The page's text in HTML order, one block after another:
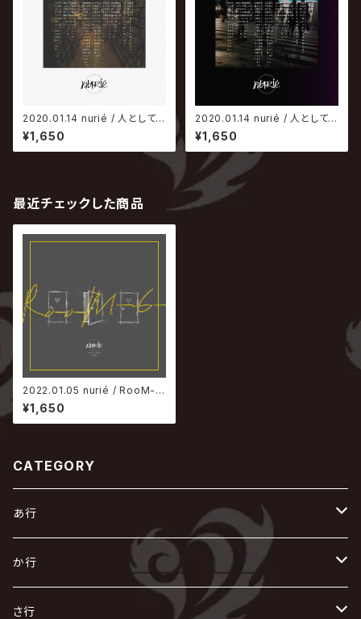
2020.01.14 nurié / 人として
人で在る様に【猿盤】
¥1,650
2020.01.14 nurié / 人として
人で在る様に【人盤】
¥1,650
最近チェックした商品
2022.01.05 nurié / RooM-6
-
¥1,650
CATEGORY
あ行
あ
R指定
い
か行
か
さ行